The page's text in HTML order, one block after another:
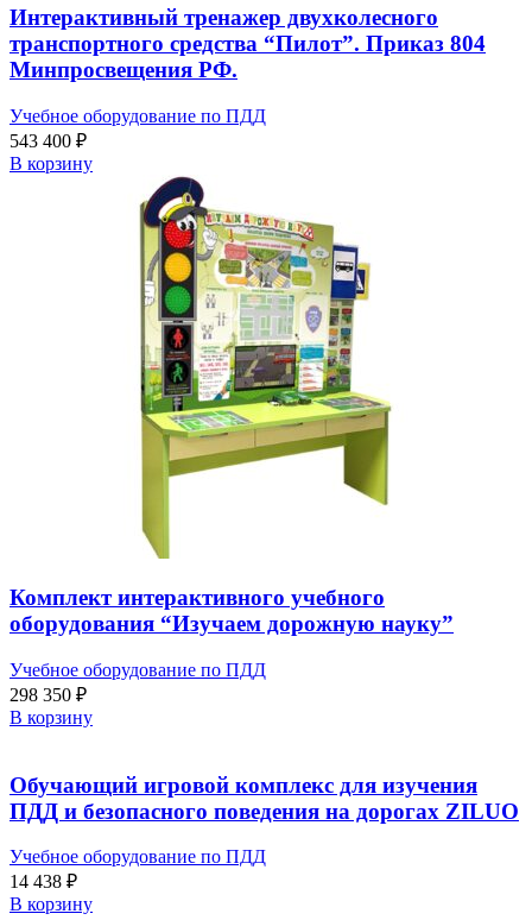
Интерактивный тренажер двухколесного
транспортного средства “Пилот”. Приказ 804
Минпросвещения РФ.
Учебное оборудование по ПДД
543 400 ₽
В корзину
Комплект интерактивного учебного
оборудования “Изучаем дорожную науку”
Учебное оборудование по ПДД
298 350 ₽
В корзину
Обучающий игровой комплекс для изучения
ПДД и безопасного поведения на дорогах ZILUO
Учебное оборудование по ПДД
14 438 ₽
В корзину